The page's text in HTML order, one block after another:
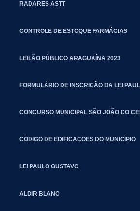
RADARES ASTT
CONTROLE DE ESTOQUE FARMÁCIAS
LEILÃO PÚBLICO ARAGUAÍNA 2023
FORMULÁRIO DE INSCRIÇÃO DA LEI
CONCURSO MUNICIPAL SÃO JOÃO DO
CÓDIGO DE EDIFICAÇÕES DO MUNICÍPIO
LEI PAULO GUSTAVO
ALDIR BLANC